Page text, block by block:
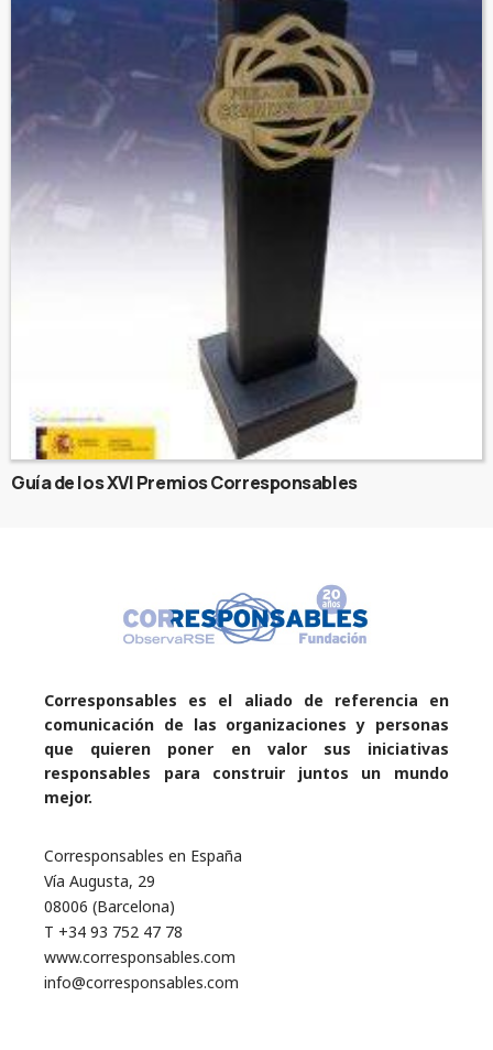
Guía de los XVI Premios Corresponsables
Corresponsables es el aliado de referencia en
comunicación de las organizaciones y personas
que quieren poner en valor sus iniciativas
responsables para construir juntos un mundo
mejor.
Corresponsables en España
Vía Augusta, 29
08006 (Barcelona)
T +34 93 752 47 78
www.corresponsables.com
info@corresponsables.com